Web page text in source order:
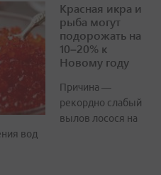
Красная икра и
рыба могут
подорожать на
10–20% к
Новому году
Причина —
рекордно слабый
вылов лосося на
вод